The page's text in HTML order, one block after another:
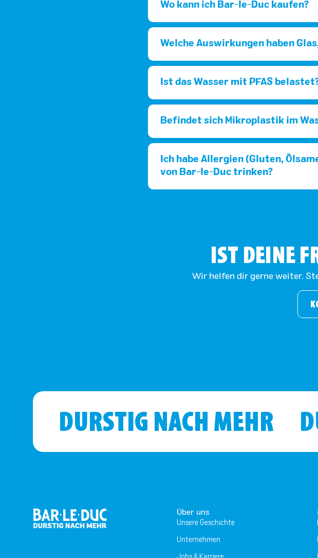
Wo kann ich Bar-le-Duc kaufen?
Welche Auswirkungen haben
Ist das Wasser mit PFAS
Befindet sich Mikroplastik im
Ich habe Allergien (Gluten,
von Bar-le-Duc trinken?
IST DEINE
Wir helfen dir gerne weiter.
DURSTIG NACH MEHR
Über uns
Unsere Geschichte
Unternehmen